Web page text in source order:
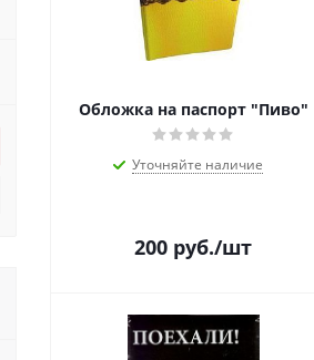
Обложка на паспорт "Пиво"
Уточняйте наличие
200 руб./шт